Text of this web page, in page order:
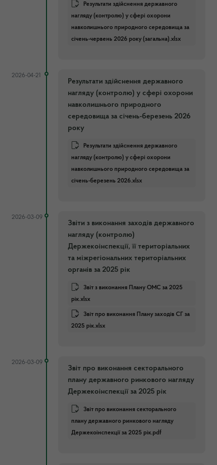
Результати здійснення державного
нагляду (контролю) у сфері охорони
навколишнього природного середовища за
січень-червень 2026 року (загальна).xlsx
2026-04-21
Результати здійснення державного
нагляду (контролю) у сфері охорони
навколишнього природного
середовища за січень-березень 2026
року
Результати здійснення державного
нагляду (контролю) у сфері охорони
навколишнього природного середовища за
січень-березень 2026.xlsx
2026-03-09
Звіти з виконання заходів державного
нагляду (контролю)
Держекоінспекції, її територіальних
та міжрегіональних територіальних
органів за 2025 рік
Звіт з виконання Плану ОМС за 2025
рік.xlsx
Звіт про виконання Плану заходів СГ за
2025 рік.xlsx
2026-03-09
Звіт про виконання секторального
плану державного ринкового нагляду
Держекоінспекції за 2025 рік
Звіт про виконання секторального
плану державного ринкового нагляду
Держекоінспекції за 2025 рік.pdf